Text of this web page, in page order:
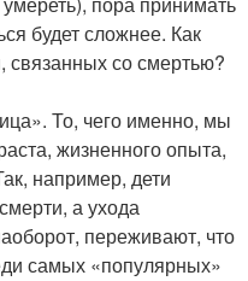
будет сложнее. Как
связанных со смертью?
То, чего именно, мы
жизненного опыта,
например, дети
а ухода
переживают, что
самых «популярных»